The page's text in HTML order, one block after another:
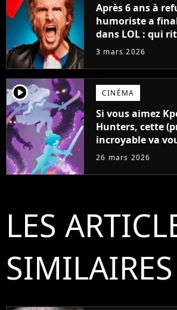
Après 6 ans à
humoriste a
dans LOL : qui
pas fait pour
3 mars 2026
player2 CINÉMA
Si vous aimez
Hunters, cette
incroyable va
les Huntrix
26 mars 2026
LES
SIMILAIRES